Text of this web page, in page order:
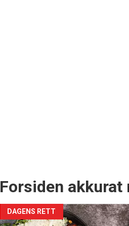
Forsiden akkurat
DAGENS RETT